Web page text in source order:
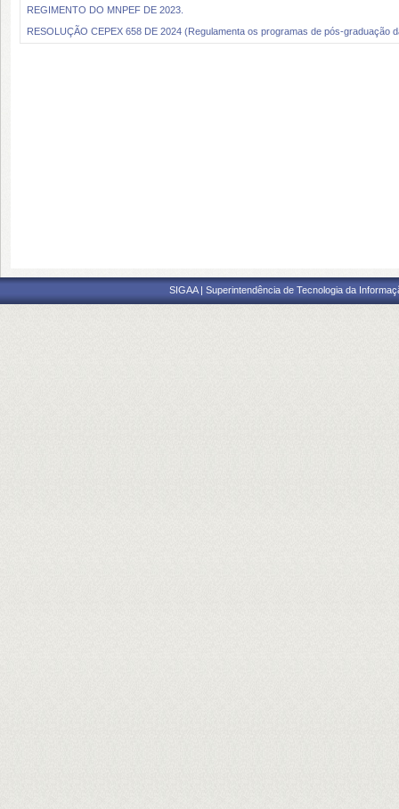
REGIMENTO DO MNPEF DE 2023.
RESOLUÇÃO CEPEX 658 DE 2024 (Regulamenta os programas de pós-graduação
SIGAA | Superintendência de Tecnologia da